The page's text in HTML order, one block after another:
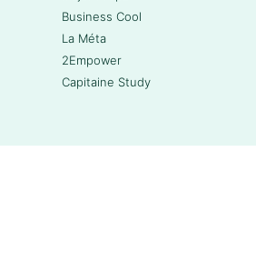
Business Cool
La Méta
2Empower
Capitaine Study